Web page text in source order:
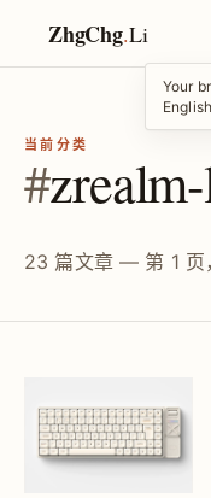
ZhgChg.Li
Your
当前分类
#
23 篇文章 — 第 1 页